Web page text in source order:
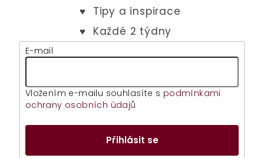
E-mail
Vložením e-mailu souhlasíte s podmínkami
ochrany osobních údajů
Přihlásit se